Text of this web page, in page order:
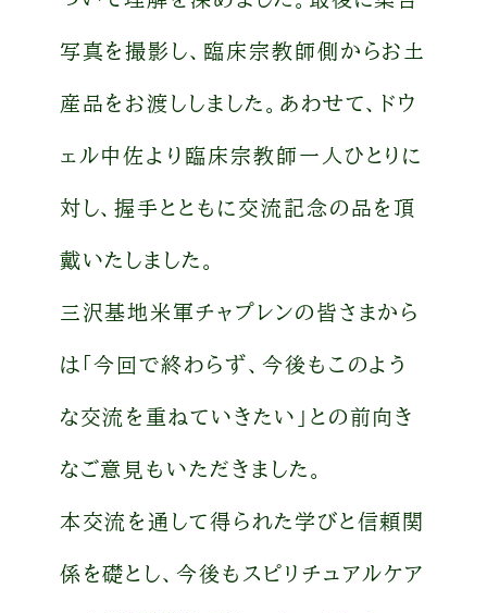
写真を撮影し、臨床宗教師側からお土
産品をお渡ししました。あわせて、ドウ
ェル中佐より臨床宗教師一人ひとりに
対し、握手とともに交流記念の品を頂
戴いたしました。
三沢基地米軍チャプレンの皆さまから
は「今回で終わらず、今後もこのよう
な交流を重ねていきたい」との前向き
なご意見もいただきました。
本交流を通して得られた学びと信頼関
係を礎とし、今後もスピリチュアルケア